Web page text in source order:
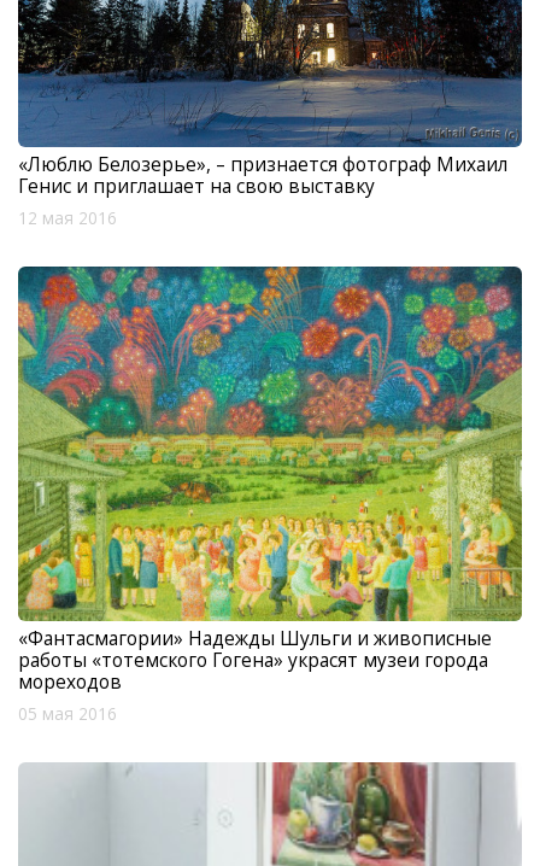
«Люблю Белозерье», – признается фотограф Михаил
Генис и приглашает на свою выставку
12 мая 2016
«Фантасмагории» Надежды Шульги и живописные
работы «тотемского Гогена» украсят музеи города
мореходов
05 мая 2016